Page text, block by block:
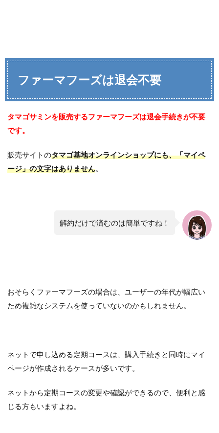
ファーマフーズは退会不要
タマゴサミンを販売するファーマフーズは退会手続きが不要
です。
販売サイトのタマゴ基地オンラインショップにも、「マイペ
ージ」の文字はありません。
解約だけで済むのは簡単ですね！
おそらくファーマフーズの場合は、ユーザーの年代が幅広い
ため複雑なシステムを使っていないのかもしれません。
ネットで申し込める定期コースは、購入手続きと同時にマイ
ページが作成されるケースが多いです。
ネットから定期コースの変更や確認ができるので、便利と感
じる方もいますよね。